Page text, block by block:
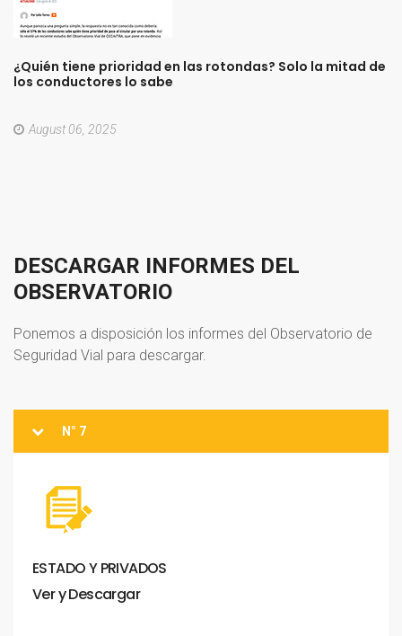
¿Quién tiene prioridad en las rotondas? Solo la mitad de
los conductores lo sabe
August 06, 2025
DESCARGAR INFORMES DEL
OBSERVATORIO
Ponemos a disposición los informes del Observatorio de
Seguridad Vial para descargar.
N° 7
ESTADOY PRIVADOS
VeryDescargar